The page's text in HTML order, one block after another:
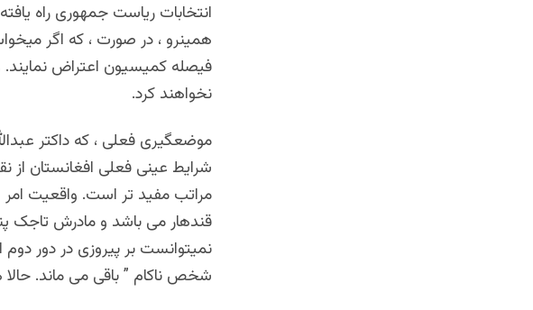
انتخابات ریاست جمهوری راه
همینرو ، در صورت ، که اگر
فیصله کمیسیون اعتراض نمایند.
نخواهند کرد.
موضعگیری فعلی ، که داکتر
شرایط عینی فعلی افغانستان از
مراتب مفید تر است. واقعیت امر
قندهار می باشد و مادرش تاجک
نمیتوانست بر پیروزی در دور
شخص ناکام ” باقی می ماند. حالا